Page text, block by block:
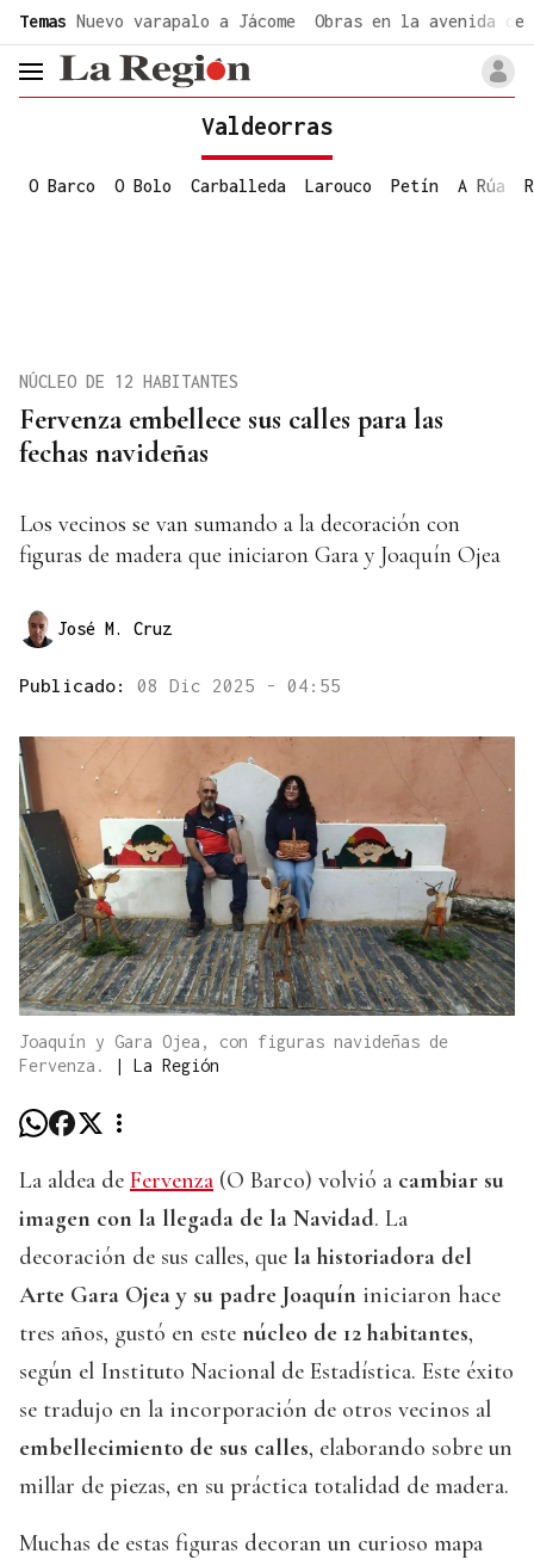
Temas Nuevo varapalo a Jácome Obras en la avenida de
header.menu.open
Valdeorras
O Barco O Bolo Carballeda Larouco Petín A Rúa
Fervenza embellece sus calles para las
fechas navideñas
NÚCLEO DE 12 HABITANTES
Los vecinos se van sumando a la decoración con
figuras de madera que iniciaron Gara y Joaquín Ojea
José M. Cruz
Publicado: 08 Dic 2025 - 04:55
Joaquín y Gara Ojea, con figuras navideñas de
Fervenza.
| La Región
La aldea de Fervenza (O Barco) volvió a cambiar su
imagen con la llegada de la Navidad. La
decoración de sus calles, que la historiadora del
Arte Gara Ojea y su padre Joaquín iniciaron hace
tres años, gustó en este núcleo de 12 habitantes,
según el Instituto Nacional de Estadística. Este éxito
se tradujo en la incorporación de otros vecinos al
embellecimiento de sus calles, elaborando sobre un
millar de piezas, en su práctica totalidad de madera.
Muchas de estas figuras decoran un curioso mapa